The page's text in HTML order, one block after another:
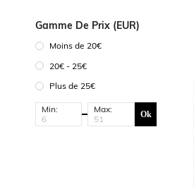
Gamme De Prix (EUR)
Moins de 20€
20€ - 25€
Plus de 25€
Min: Max: Ok